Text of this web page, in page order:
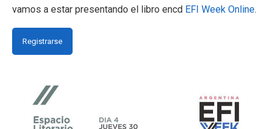
vamos a estar presentando el libro encd EFI Week Online.
Registrarse